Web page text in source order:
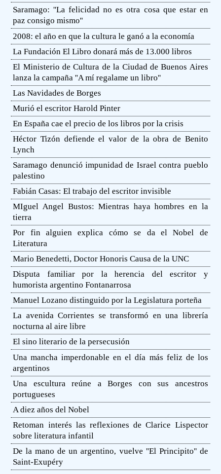
Saramago: ''La felicidad no es otra cosa que estar en
paz consigo mismo''
2008: el año en que la cultura le ganó a la economía
La Fundación El Libro donará más de 13.000 libros
El Ministerio de Cultura de la Ciudad de Buenos Aires
lanza la campaña ''A mí regalame un libro''
Las Navidades de Borges
Murió el escritor Harold Pinter
En España cae el precio de los libros por la crisis
Héctor Tizón defiende el valor de la obra de Benito
Lynch
Saramago denunció impunidad de Israel contra pueblo
palestino
Fabián Casas: El trabajo del escritor invisible
MIguel Angel Bustos: Mientras haya hombres en la
tierra
Por fin alguien explica cómo se da el Nobel de
Literatura
Mario Benedetti, Doctor Honoris Causa de la UNC
Disputa familiar por la herencia del escritor y
humorista argentino Fontanarrosa
Manuel Lozano distinguido por la Legislatura porteña
La avenida Corrientes se transformó en una librería
nocturna al aire libre
El sino literario de la persecusión
Una mancha imperdonable en el día más feliz de los
argentinos
Una escultura reúne a Borges con sus ancestros
portugueses
A diez años del Nobel
Retoman interés las reflexiones de Clarice Lispector
sobre literatura infantil
De la mano de un argentino, vuelve ''El Principito'' de
Saint-Exupéry